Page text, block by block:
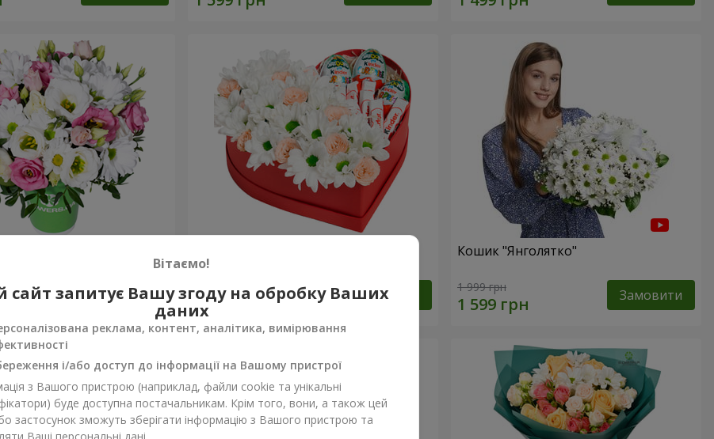
в очах”
Замовити 2 124 грн Замовити
Кошик "Янголятко"
1 999 грн Замовити
Вітаємо!
сайт запитує Вашу згоду на обробку Ваших
даних
реклама, контент, аналітика, вимірювання
і/або доступ до інформації на Вашому пристрої
з Вашого пристрою (наприклад, файли cookie та унікальні
буде доступна постачальникам. Крім того, вони, а також цей
застосунок зможуть зберігати інформацію з Вашого пристрою та
Ваші персональні дані.